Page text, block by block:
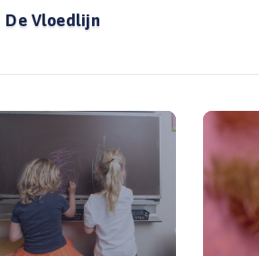
De Vloedlijn